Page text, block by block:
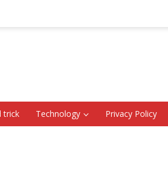
trick Technology Privacy Policy